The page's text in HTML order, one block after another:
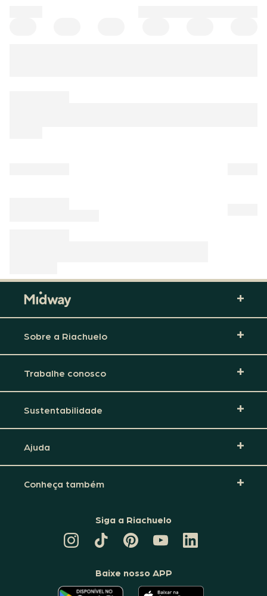
Sobre a Riachuelo
Trabalhe conosco
Sustentabilidade
Ajuda
Conheça também
Siga a Riachuelo
TIKTOK
DA
PINTEREST
DA
CANAL
DA
RIACHUELO
LINKEDIN
DA
Baixe nosso APP
O O